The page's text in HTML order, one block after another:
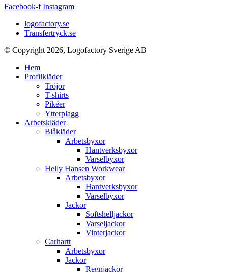
Facebook-f Instagram
logofactory.se
Transfertryck.se
© Copyright 2026, Logofactory Sverige AB
Hem
Profilkläder
Tröjor
T-shirts
Pikéer
Ytterplagg
Arbetskläder
Blåkläder
Arbetsbyxor
Hantverksbyxor
Varselbyxor
Helly Hansen Workwear
Arbetsbyxor
Hantverksbyxor
Varselbyxor
Jackor
Softshelljackor
Varseljackor
Vinterjackor
Carhartt
Arbetsbyxor
Jackor
Regnjackor